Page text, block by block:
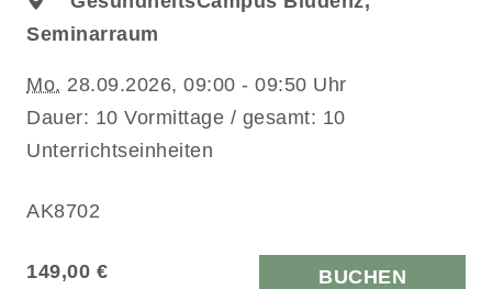
Seminarraum
Mo. 28.09.2026, 09:00 - 09:50 Uhr
Dauer: 10 Vormittage / gesamt: 10
Unterrichtseinheiten
AK8702
149,00 € BUCHEN